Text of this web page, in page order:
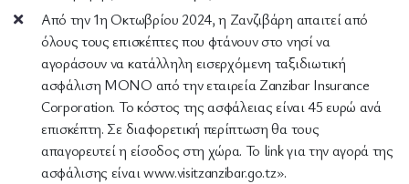
Από την 1η Οκτωβρίου 2024, η Ζανζιβάρη απαιτεί από
όλους τους επισκέπτες που φτάνουν στο νησί να
αγοράσουν να κατάλληλη εισερχόμενη ταξιδιωτική
ασφάλιση ΜΟΝΟ από την εταιρεία Zanzibar Insurance
Corporation. Το κόστος της ασφάλειας είναι 45 ευρώ ανά
επισκέπτη. Σε διαφορετική περίπτωση θα τους
απαγορευτεί η είσοδος στη χώρα. Το link για την αγορά της
ασφάλισης είναι www.visitzanzibar.go.tz».